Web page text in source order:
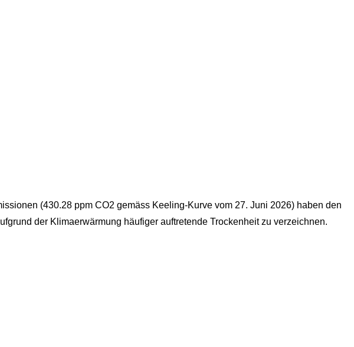
(430.28 ppm CO2 gemäss Keeling-Kurve vom 27. Juni 2026) haben den
der Klimaerwärmung häufiger auftretende Trockenheit zu verzeichnen.